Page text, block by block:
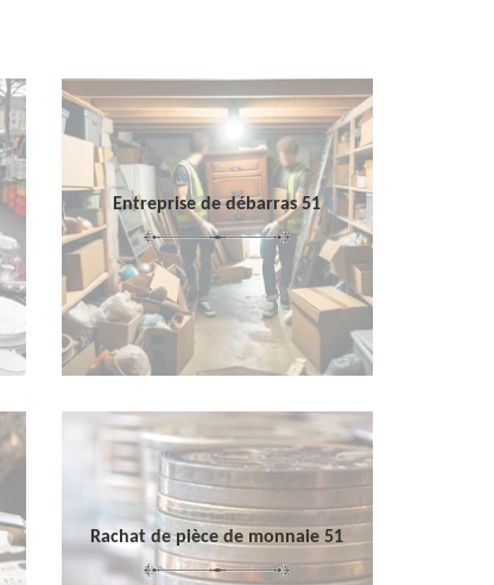
Entreprise de débarras 51
Rachat de pièce de monnaie 51